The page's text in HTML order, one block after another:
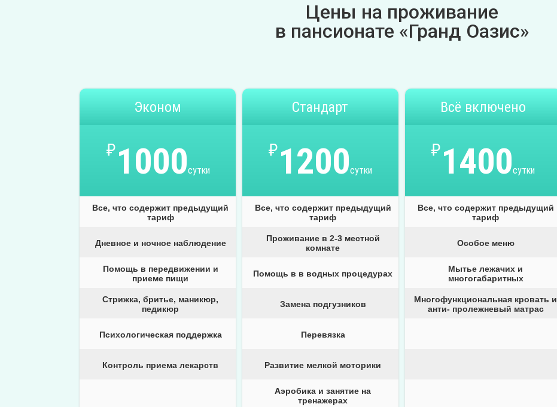
Цены на проживание
в пансионате «Гранд Оазис»
Эконом
₽1000сутки
Все, что содержит предыдущий
тариф
Дневное и ночное наблюдение
Помощь в передвижении и
приеме пищи
Стрижка, бритье, маникюр,
педикюр
Психологическая поддержка
Контроль приема лекарств
Стандарт
₽1200сутки
Все, что содержит предыдущий
тариф
Проживание в 2-3 местной
комнате
Помощь в в водных процедурах
Замена подгузников
Перевязка
Развитие мелкой моторики
Аэробика и занятие на
тренажерах
Всё включено
₽1400сутки
Все, что содержит предыдущий
тариф
Особое меню
Мытье лежачих и
многогабаритных
Многофункциональная кровать и
анти- пролежневый матрас